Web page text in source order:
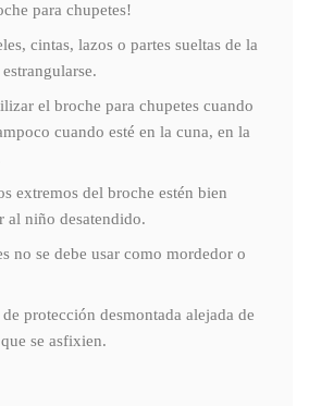
para chupetes!
cintas, lazos o partes sueltas de la
el broche para chupetes cuando
cuando esté en la cuna, en la
extremos del broche estén bien
al niño desatendido.
no se debe usar como mordedor o
protección desmontada alejada de
se asfixien.